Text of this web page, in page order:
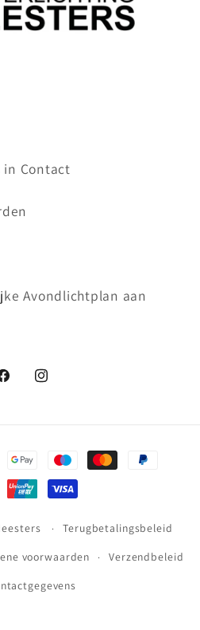
in Contact
Avondlichtplan aan
Instagram
Terugbetalingsbeleid
voorwaarden
Verzendbeleid